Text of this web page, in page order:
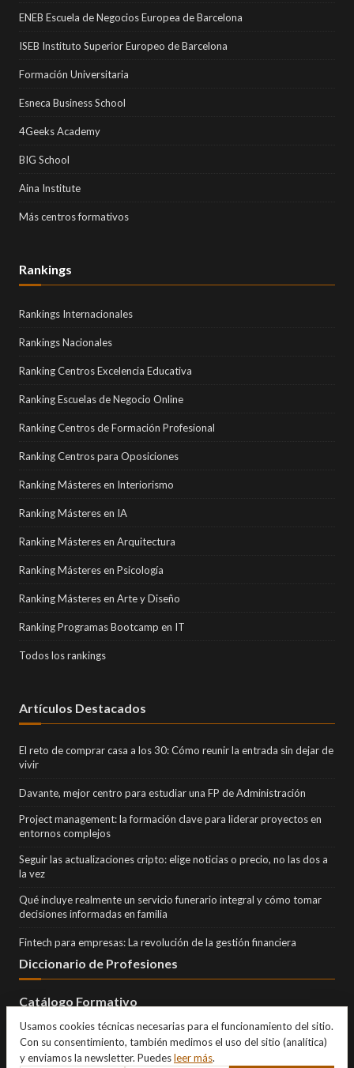
ENEB Escuela de Negocios Europea de Barcelona
ISEB Instituto Superior Europeo de Barcelona
Formación Universitaria
Esneca Business School
4Geeks Academy
BIG School
Aina Institute
Más centros formativos
Rankings
Rankings Internacionales
Rankings Nacionales
Ranking Centros Excelencia Educativa
Ranking Escuelas de Negocio Online
Ranking Centros de Formación Profesional
Ranking Centros para Oposiciones
Ranking Másteres en Interiorismo
Ranking Másteres en IA
Ranking Másteres en Arquitectura
Ranking Másteres en Psicología
Ranking Másteres en Arte y Diseño
Ranking Programas Bootcamp en IT
Todos los rankings
Artículos Destacados
El reto de comprar casa a los 30: Cómo reunir la entrada sin dejar de
vivir
Davante, mejor centro para estudiar una FP de Administración
Project management: la formación clave para liderar proyectos en
entornos complejos
Seguir las actualizaciones cripto: elige noticias o precio, no las dos a
la vez
Qué incluye realmente un servicio funerario integral y cómo tomar
decisiones informadas en familia
Fintech para empresas: La revolución de la gestión financiera
Diccionario de Profesiones
Catálogo Formativo
Usamos cookies técnicas necesarias para el funcionamiento del sitio.
Con su consentimiento, también medimos el uso del sitio (analítica)
y enviamos la newsletter. Puedesleer más.